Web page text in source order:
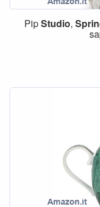
PipStudio,